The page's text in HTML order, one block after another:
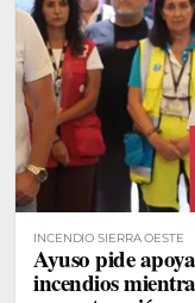
INCENDIO SIERRA OESTE
Ayuso pide
incendios